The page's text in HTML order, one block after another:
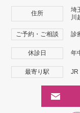
住所
埼
川
ご予約・ご相談 診
休診日 年
最寄り駅 JR